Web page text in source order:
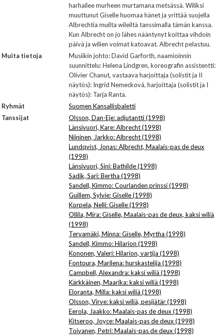
harhailee murheen murtamana metsässä. Wiliksi
muuttunut Giselle huomaa hänet ja yrittää suojella
Albrechtia muilta wileiltä tanssimalla tämän kanssa.
Kun Albrecht on jo lähes nääntynyt koittaa vihdoin
päivä ja wilien voimat katoavat. Albrecht pelastuu.
Muita tietoja
Musiikin johto: David Garforth, naamioinnin
suunnittelu: Helena Lindgren, koreografin assistentti:
Olivier Chanut, vastaava harjoittaja (solistit ja II
näytös): Ingrid Nemecková, harjoittaja (solistit ja I
näytös): Tarja Ranta.
Ryhmät
Suomen Kansallisbaletti
Tanssijat
Olsson, Dan-Eje: adjutantti (1998)
Länsivuori, Kare: Albrecht (1998)
Niininen, Jarkko: Albrecht (1998)
Lundqvist, Jonas: Albrecht, Maalais-pas de deux
(1998)
Länsivuori, Sini: Bathilde (1998)
Sadik, Sari: Bertha (1998)
Sandell, Kimmo: Courlanden prinssi (1998)
Guillem, Sylvie: Giselle (1998)
Korpela, Nelli: Giselle (1998)
Ollila, Mira: Giselle, Maalais-pas de deux, kaksi wiliä
(1998)
Tervamäki, Minna: Giselle, Myrtha (1998)
Sandell, Kimmo: Hilarion (1998)
Kononen, Valeri: Hilarion, vartija (1998)
Fontoura, Marilena: hurskastelija (1998)
Campbell, Alexandra: kaksi wiliä (1998)
Kärkkäinen, Maarika: kaksi wiliä (1998)
Eloranta, Milla: kaksi wiliä (1998)
Olsson, Virve: kaksi wiliä, pesijätär (1998)
Eerola, Jaakko: Maalais-pas de deux (1998)
Kitseroo, Joyce: Maalais-pas de deux (1998)
Toivanen, Petri: Maalais-pas de deux (1998)